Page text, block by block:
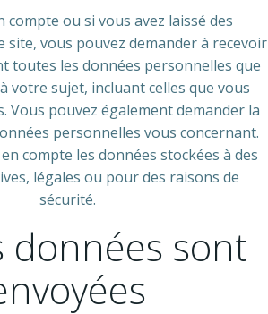
compte ou si vous avez laissé des
site, vous pouvez demander à recevoir
toutes les données personnelles que
votre sujet, incluant celles que vous
Vous pouvez également demander la
personnelles vous concernant.
compte les données stockées à des
légales ou pour des raisons de
sécurité.
données sont